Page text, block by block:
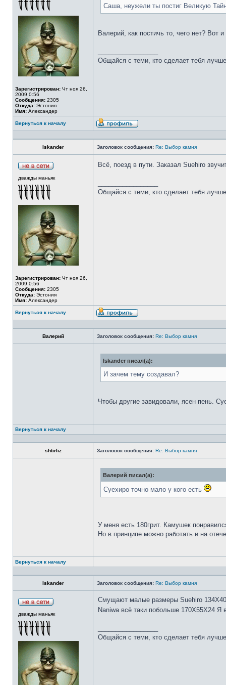
Зарегистрирован: Чт ноя 26,
2009 0:56
Сообщения: 2305
Откуда: Эстония
Имя: Александер
Саша, неужели ты постиг Великую
Валерий, как постичь то, чего нет? Вот
Общайся с теми, кто сделает тебя
Вернуться к началу
Iskander Заголовок сообщения: Re: Выбор камня
дважды маньяк
Зарегистрирован: Чт ноя 26,
2009 0:56
Сообщения: 2305
Откуда: Эстония
Имя: Александер
Всё, поезд в пути. Заказал Suehiro
Общайся с теми, кто сделает тебя
Вернуться к началу
Валерий Заголовок сообщения: Re: Выбор камня
Iskander писал(а):
И зачем тему создавал?
Чтобы другие завидовали, ясен пень.
Вернуться к началу
shtirliz Заголовок сообщения: Re: Выбор камня
Валерий писал(а):
Суехиро точно мало у кого есть
У меня есть 180грит. Камушек
Но в принципе можно работать и на
Вернуться к началу
Iskander Заголовок сообщения: Re: Выбор камня
дважды маньяк
Смущают малые размеры Suehiro
Naniwa всё таки побольше 170Х55Х24 Я
Общайся с теми, кто сделает тебя